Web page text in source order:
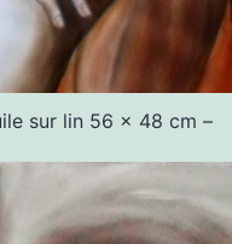
sur lin 56 x 48 cm –